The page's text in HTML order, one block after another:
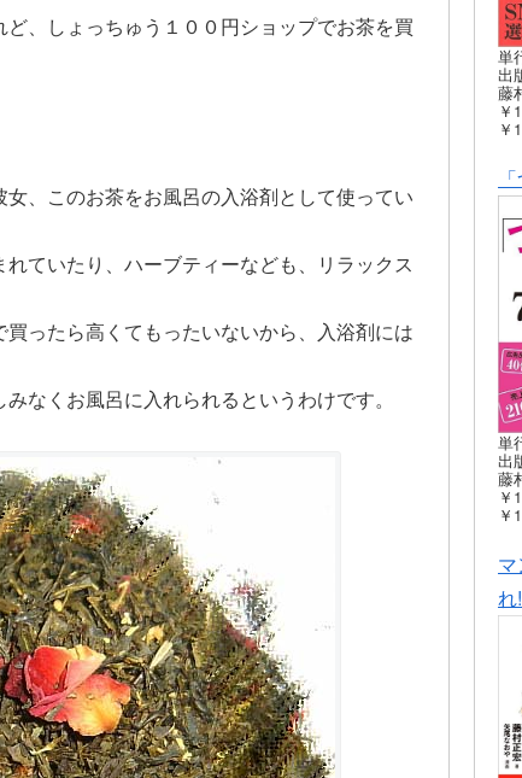
、しょっちゅう１００円ショップでお茶を買
、このお茶をお風呂の入浴剤として使ってい
ていたり、ハーブティーなども、リラックス
ったら高くてもったいないから、入浴剤には
なくお風呂に入れられるというわけです。
単
出
藤
￥
￥
単
出
藤
￥
￥
れ